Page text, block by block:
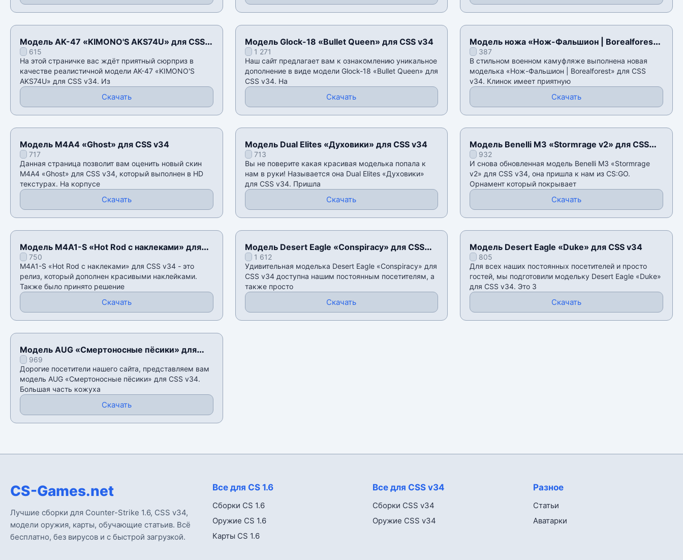
Модель AK-47 «KIMONO'S AKS74U» для CSS
v34615
На этой страничке вас ждёт приятный сюрприз в
качестве реалистичной модели AK-47 «KIMONO'S
AKS74U» для CSS v34. Из
Скачать
Модель Glock-18 «Bullet Queen» для CSS v34
1 271
Наш сайт предлагает вам к ознакомлению уникальное
дополнение в виде модели Glock-18 «Bullet Queen» для
CSS v34. На
Скачать
Модель ножа «Нож-Фальшион | Borealforest»
для CSS v34
387
В стильном военном камуфляже выполнена новая
моделька «Нож-Фальшион | Borealforest» для CSS
v34. Клинок имеет приятную
Скачать
Модель М4А4 «Ghost» для CSS v34
717
Данная страница позволит вам оценить новый скин
М4А4 «Ghost» для CSS v34, который выполнен в HD
текстурах. На корпусе
Скачать
Модель Dual Elites «Духовики» для CSS v34
713
Вы не поверите какая красивая моделька попала к
нам в руки! Называется она Dual Elites «Духовики»
для CSS v34. Пришла
Скачать
Модель Benelli M3 «Stormrage v2» для CSS
v34932
И снова обновленная модель Benelli M3 «Stormrage
v2» для CSS v34, она пришла к нам из CS:GO.
Орнамент который покрывает
Скачать
Модель M4A1-S «Hot Rod с наклеками» для
CSS v34
750
M4A1-S «Hot Rod с наклеками» для CSS v34 - это
релиз, который дополнен красивыми наклейками.
Также было принято решение
Скачать
Модель Desert Eagle «Conspiracy» для CSS
v341 612
Удивительная моделька Desert Eagle «Conspiracy» для
CSS v34 доступна нашим постоянным посетителям, а
также просто
Скачать
Модель Desert Eagle «Duke» для CSS v34
805
Для всех наших постоянных посетителей и просто
гостей, мы подготовили модельку Desert Eagle «Duke»
для CSS v34. Это 3
Скачать
Модель AUG «Смертоносные пёсики» для
CSS v34
969
Дорогие посетители нашего сайта, представляем вам
модель AUG «Смертоносные пёсики» для CSS v34.
Большая часть кожуха
Скачать
CS-Games.net
Лучшие сборки для Counter-Strike 1.6, CSS v34,
модели оружия, карты, обучающие статьив. Всё
бесплатно, без вирусов и с быстрой загрузкой.
Все для CS 1.6
Сборки CS 1.6
Оружие CS 1.6
Карты CS 1.6
Все для CSS v34
Сборки CSS v34
Оружие CSS v34
Разное
Статьи
Аватарки